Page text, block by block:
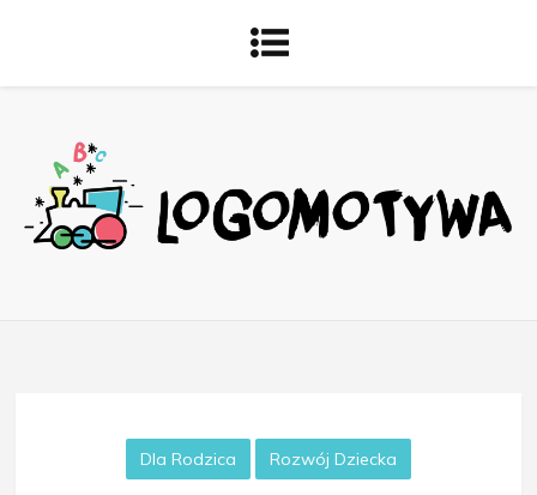
Dla Rodzica Rozwój Dziecka